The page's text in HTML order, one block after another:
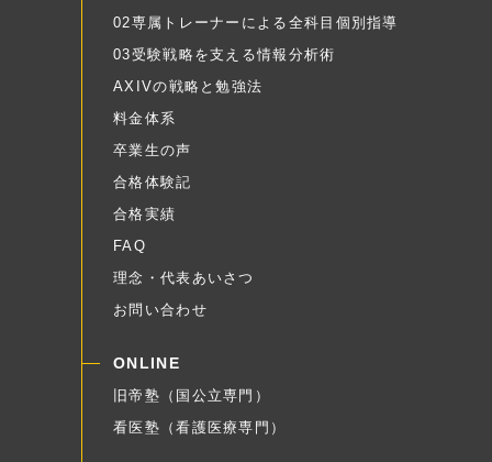
02専属トレーナーによる全科目個別指導
03受験戦略を支える情報分析術
AXIVの戦略と勉強法
料金体系
卒業生の声
合格体験記
合格実績
FAQ
理念・代表あいさつ
お問い合わせ
ONLINE
旧帝塾（国公立専門）
看医塾（看護医療専門）